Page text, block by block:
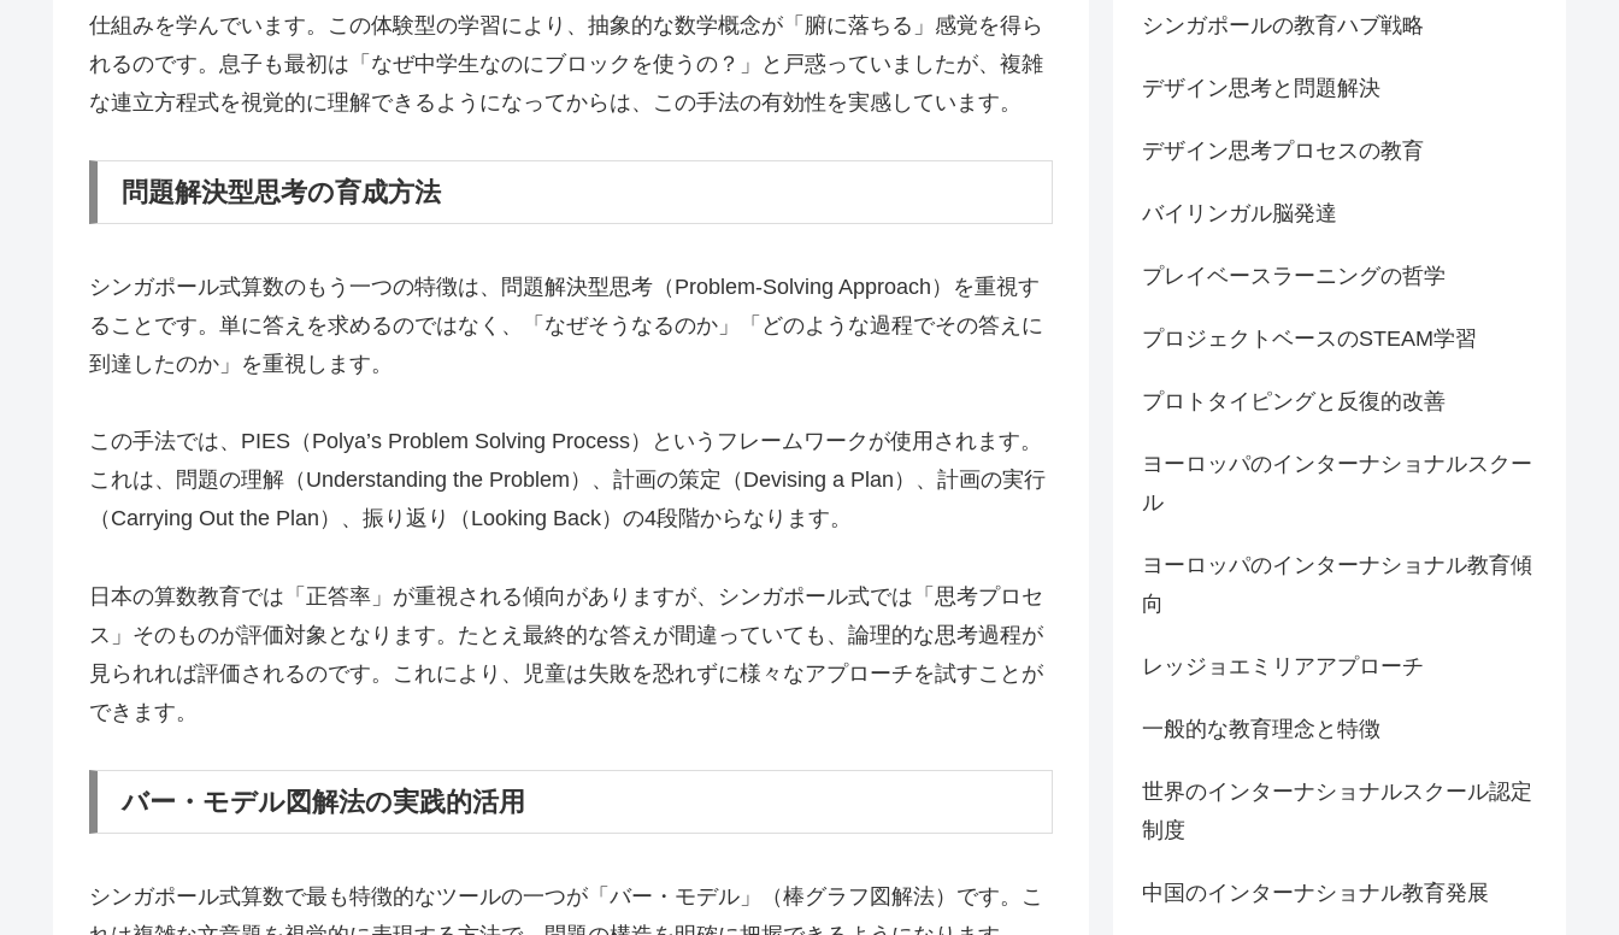
仕組みを学んでいます。この体験型の学習により、抽象的な数学概念が「腑に落ちる」感覚を得ら
れるのです。息子も最初は「なぜ中学生なのにブロックを使うの？」と戸惑っていましたが、複雑
な連立方程式を視覚的に理解できるようになってからは、この手法の有効性を実感しています。
問題解決型思考の育成方法
シンガポール式算数のもう一つの特徴は、問題解決型思考（Problem-Solving Approach）を重視す
ることです。単に答えを求めるのではなく、「なぜそうなるのか」「どのような過程でその答えに
到達したのか」を重視します。
この手法では、PIES（Polya’s Problem Solving Process）というフレームワークが使用されます。
これは、問題の理解（Understanding the Problem）、計画の策定（Devising a Plan）、計画の実行
（Carrying Out the Plan）、振り返り（Looking Back）の4段階からなります。
日本の算数教育では「正答率」が重視される傾向がありますが、シンガポール式では「思考プロセ
ス」そのものが評価対象となります。たとえ最終的な答えが間違っていても、論理的な思考過程が
見られれば評価されるのです。これにより、児童は失敗を恐れずに様々なアプローチを試すことが
できます。
バー・モデル図解法の実践的活用
シンガポール式算数で最も特徴的なツールの一つが「バー・モデル」（棒グラフ図解法）です。こ
シンガポールの教育ハブ戦略
デザイン思考と問題解決
デザイン思考プロセスの教育
バイリンガル脳発達
プレイベースラーニングの哲学
プロジェクトベースのSTEAM学習
プロトタイピングと反復的改善
ヨーロッパのインターナショナルスクー
ル
ヨーロッパのインターナショナル教育傾
向
レッジョエミリアアプローチ
一般的な教育理念と特徴
世界のインターナショナルスクール認定
制度
中国のインターナショナル教育発展